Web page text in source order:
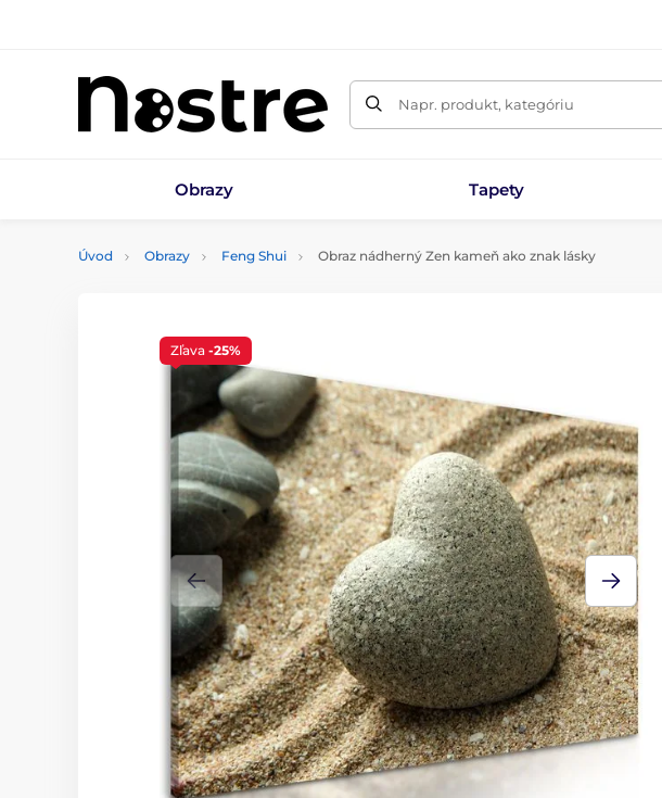
Napr. produkt, kategóriu
Obrazy Tapety
Úvod Obrazy Feng Shui Obraz nádherný Zen kameň ako znak lásky
Zľava -25%